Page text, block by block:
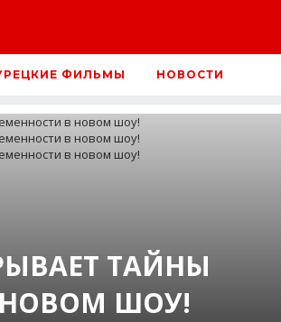
ФИЛЬМЫ НОВОСТИ
ТАЙНЫ
НОВОМ ШОУ!